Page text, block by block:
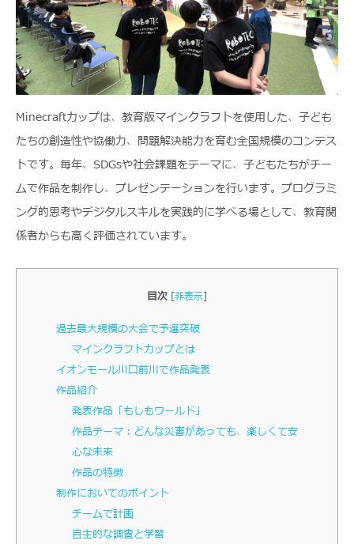
Minecraftカップは、教育版マインクラフトを使用した、子ども
たちの創造性や協働力、問題解決能力を育む全国規模のコンテス
トです。毎年、SDGsや社会課題をテーマに、子どもたちがチー
ムで作品を制作し、プレゼンテーションを行います。プログラミ
ング的思考やデジタルスキルを実践的に学べる場として、教育関
係者からも高く評価されています。
目次 [非表示]
過去最大規模の大会で予選突破
マインクラフトカップとは
イオンモール川口前川で作品発表
作品紹介
発表作品「もしもワールド」
作品テーマ：どんな災害があっても、楽しくて安
心な未来
作品の特徴
制作においてのポイント
チームで計画
自主的な調査と学習